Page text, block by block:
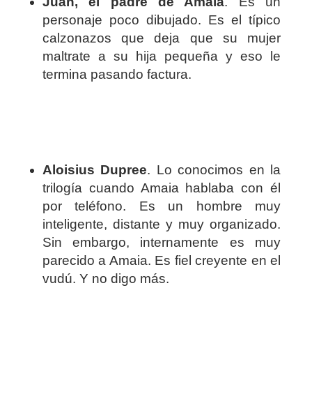
personaje poco dibujado. Es el típico
calzonazos que deja que su mujer
maltrate a su hija pequeña y eso le
termina pasando factura.
Aloisius Dupree. Lo conocimos en la
trilogía cuando Amaia hablaba con él
por teléfono. Es un hombre muy
inteligente, distante y muy organizado.
Sin embargo, internamente es muy
parecido a Amaia. Es fiel creyente en el
vudú. Y no digo más.